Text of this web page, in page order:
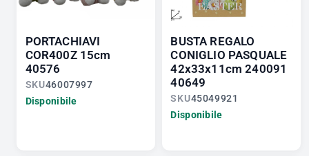
PORTACHIAVI
COR400Z 15cm
40576
SKU46007997
Disponibile
BUSTA REGALO
CONIGLIO PASQUALE
42x33x11cm 240091
40649
SKU45049921
Disponibile